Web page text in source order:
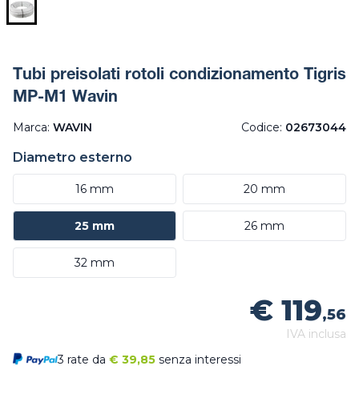
Tubi preisolati rotoli condizionamento Tigris
MP-M1 Wavin
Marca: WAVIN Codice: 02673044
Diametro esterno
16 mm 20 mm
25 mm 26 mm
32 mm
€ 119,56
IVA inclusa
3 rate da € 39,85 senza interessi